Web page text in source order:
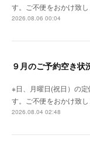
す。ご不便をおかけ致
2026.08.06 00:04
９月のご予約空き状
※日、月曜日(祝日）の
す。ご不便をおかけ致
2026.08.04 02:48